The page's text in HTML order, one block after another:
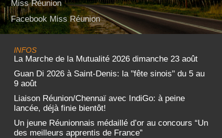
Miss Réunion
Facebook Miss Réunion
INFOS
La Marche de la Mutualité 2026 dimanche 23 août
Guan Di 2026 à Saint-Denis: la "fête sinois" du 5 au
9 août
Liaison Réunion/Chennaï avec IndiGo: à peine
lancée, déjà finie bientôt!
Un jeune Réunionnais médaillé d’or au concours “Un
des meilleurs apprentis de France”